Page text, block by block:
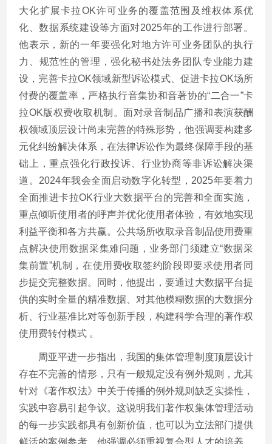
大化扩展卡拉OK许可业务的覆盖范围及维权体系优
化、数据系统建设等方面对2025年的工作进行部署。
他表示，新的一年要强化对地方许可业务团队的执行
力、规范性的管理，强化秘书处法务团队专业能力建
设，完善卡拉OK领域新型诉讼模式、促进卡拉OK场所
付费的覆盖率，严格执行音集协和音著协的“二合一”卡
拉OK版权费收取机制。面对录音制品广播和表演获酬
权领域顶层设计尚未完善的特殊形势，他强调要构建多
元化纠纷解决体系，在法律诉讼作为最终保障手段的基
础上，重点强化行政投诉、行业协商等非诉讼解决渠
道。2024年我会全面启动数字化转型，2025年要着力
全面推进卡拉OK行业大数据平台的完善和全面实施，
重点倾听使用者的呼声并优化使用者体验，有效地实现
利益平衡和各方共赢。公共场所收取录音制品使用费重
点解决使用数据采集难问题，业务部门须建立“数据采
集前置”机制，在使用费收取签约阶段即要求使用者同
步提交完整数据。同时，他提出，要通过大数据平台提
供的实时全量的精准数据、对其他模糊数据的大数据分
析、行业基准比对等创新手段，构建科学合理的著作权
使用费转付模式 。
周亚平进一步指出，我国的集体管理制度顶层设计
存在不完善的情形，只有一般规定没有例外规则，尤其
针对《著作权法》中关于传播的例外规则缺乏实操性，
实践中容易引起争议。这说明我们著作权集体管理活动
的每一步实践都具有创新价值，也可以为立法部门提供